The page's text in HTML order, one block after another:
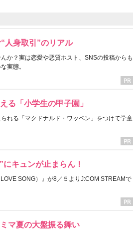
人身取引”のリアル
か？実は恋愛や悪質ホスト、SNSの投稿からも
実態。
る「小学生の甲子園」
れる「マクドナルド・ワッペン」をつけて学童
キュンが止まらん！
SONG）』が8／５よりJ:COM STREAMで
マ夏の大盤振る舞い